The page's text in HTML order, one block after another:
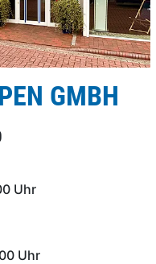
GMBH
Uhr
Uhr